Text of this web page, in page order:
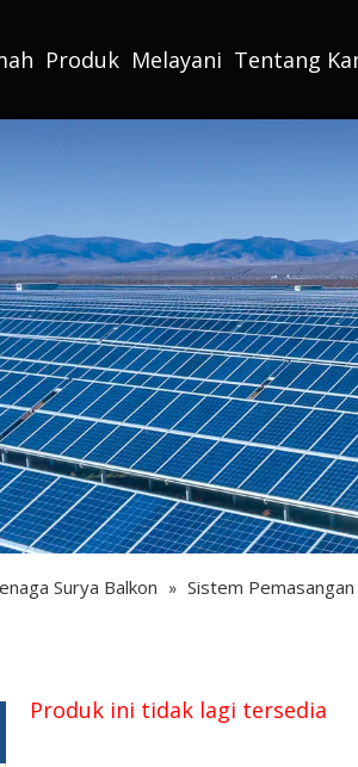
Produk Melayani Tentang
Surya Balkon » Sistem Pemasangan
Produk ini tidak lagi tersedia